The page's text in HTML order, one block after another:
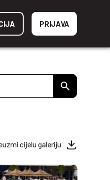
PRIJAVA
cijelu galeriju